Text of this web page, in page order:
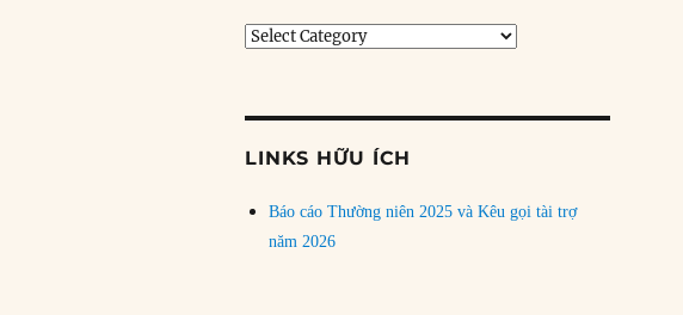
Tìm
chủ
LINKS HỮU ÍCH
Báo cáo Thường niên 2025 và Kêu gọi tài trợ
năm 2026